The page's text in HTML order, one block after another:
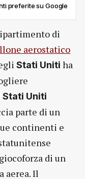
preferite su Google
di
aerostatico
Stati Uniti ha
Stati Uniti
parte di un
continenti e
di un
aerea. Il